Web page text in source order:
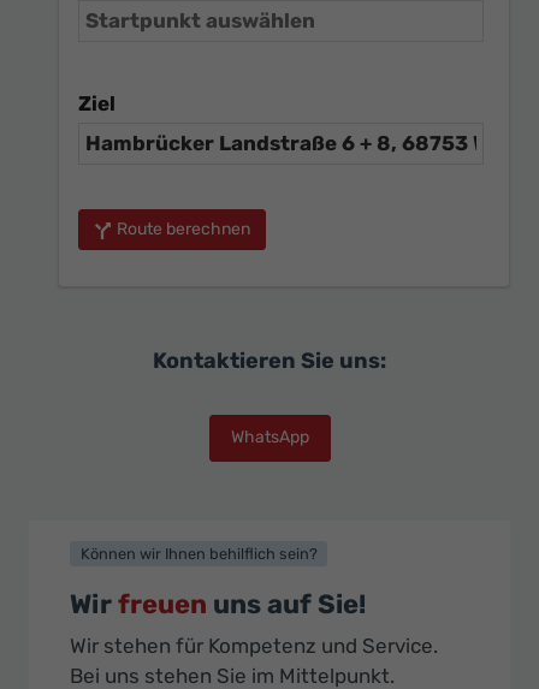
Ziel
Route berechnen
Kontaktieren Sie uns:
WhatsApp
Können wir Ihnen behilflich sein?
Wirfreuen uns auf Sie!
Wir stehen für Kompetenz und Service.
Bei uns stehen Sie im Mittelpunkt.